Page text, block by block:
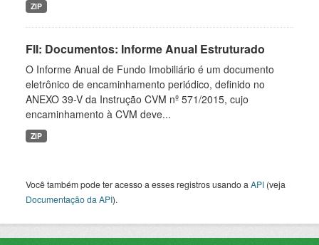
ZIP
FII: Documentos: Informe Anual Estruturado
O Informe Anual de Fundo Imobiliário é um documento
eletrônico de encaminhamento periódico, definido no
ANEXO 39-V da Instrução CVM nº 571/2015, cujo
encaminhamento à CVM deve...
ZIP
Você também pode ter acesso a esses registros usando a API (veja
Documentação da API).